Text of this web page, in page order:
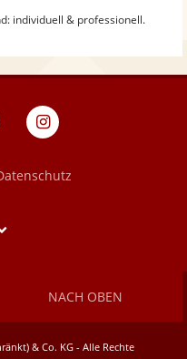
individuell & professionell.
Blog
eventpeppers
NACH OBEN
& Co. KG - Alle Rechte